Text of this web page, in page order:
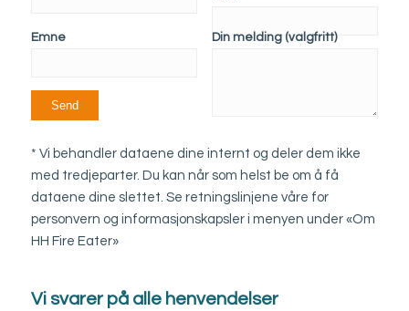
Emne Din melding (valgfritt)
* Vi behandler dataene dine internt og deler dem ikke
med tredjeparter. Du kan når som helst be om å få
dataene dine slettet. Se retningslinjene våre for
personvern og informasjonskapsler i menyen under «Om
HH Fire Eater»
Vi svarer på alle henvendelser